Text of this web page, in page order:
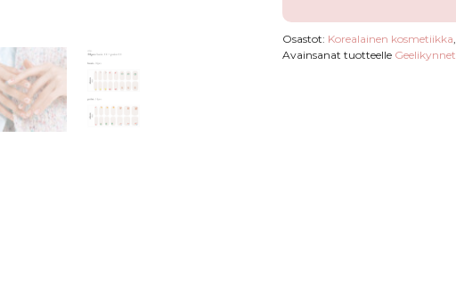
Osastot: Korealainen kosmetiikka
Avainsanat tuotteelle Geelikynnet